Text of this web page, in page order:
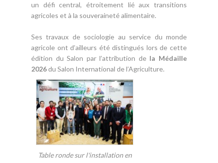
un défi central, étroitement lié aux transitions
agricoles et à la souveraineté alimentaire.
Ses travaux de sociologie au service du monde
agricole ont d’ailleurs été distingués lors de cette
édition du Salon par l’attribution de la Médaille
2026du Salon International de l’Agriculture.
Table ronde sur l'installation en